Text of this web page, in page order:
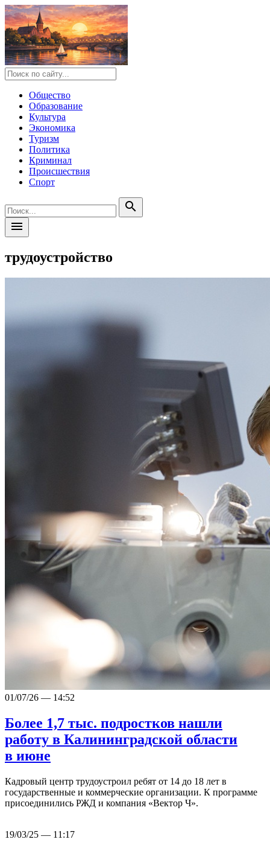
Общество
Образование
Культура
Экономика
Туризм
Политика
Криминал
Происшествия
Спорт
search
menu
трудоустройство
01/07/26 — 14:52
Более 1,7 тыс. подростков нашли
работу в Калининградской области
в июне
Кадровый центр трудоустроил ребят от 14 до 18 лет в
государственные и коммерческие организации. К программе
присоединились РЖД и компания «Вектор Ч».
19/03/25 — 11:17